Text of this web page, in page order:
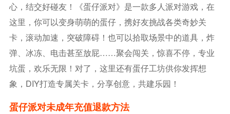
心，结交好碰友！《蛋仔派对》是一款多人派对游戏，在
这里，你可以变身萌萌的蛋仔，携好友挑战各类奇妙关
卡，滚动加速，突破障碍！也可以拾取场景中的道具，炸
弹、冰冻、电击甚至放屁……聚会闯关，惊喜不停，专业
坑蛋，欢乐无限！对了，这里还有蛋仔工坊供你发挥想
象，DIY打造专属关卡，分享创意，共建乐园！
蛋仔派对未成年充值退款方法